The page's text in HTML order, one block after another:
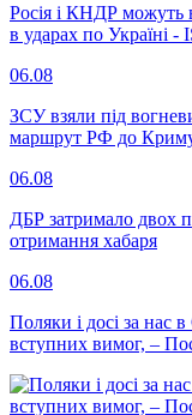
Росія і КНДР можуть
в ударах по Україні -
06.08
ЗСУ взяли під
маршрут РФ до
06.08
ДБР затримало двох
отримання хабаря
06.08
Поляки і досі за нас
вступних вимог, –